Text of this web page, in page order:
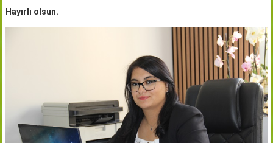
Hayırlı olsun.